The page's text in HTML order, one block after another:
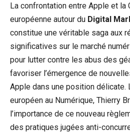
La confrontation entre Apple et la
européenne autour du Digital
constitue une véritable saga aux
significatives sur le marché
pour lutter contre les abus des
favoriser l’émergence de
Apple dans une position délicate.
européen au Numérique, Thierry
l’importance de ce nouveau
des pratiques jugées anti-